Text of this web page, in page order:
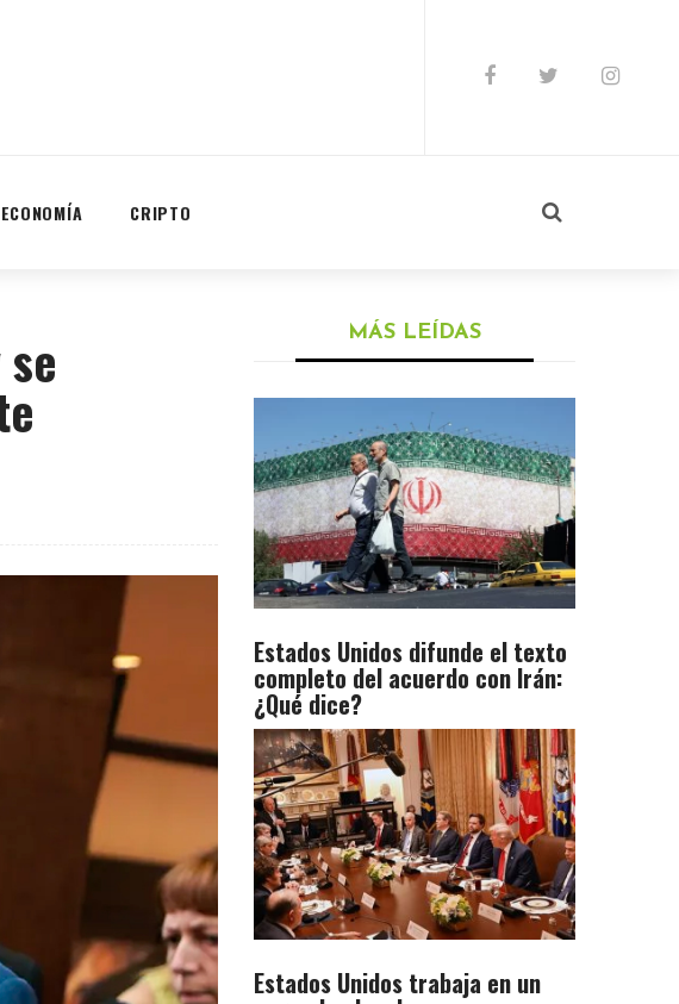
ECONOMÍA CRIPTO
MÁS LEÍDAS
Estados Unidos difunde el texto
completo del acuerdo con Irán:
¿Qué dice?
Estados Unidos trabaja en un